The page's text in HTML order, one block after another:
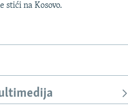
stići na Kosovo.